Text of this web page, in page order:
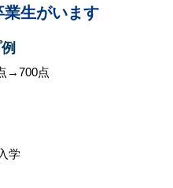
業生がいます
→700点
学